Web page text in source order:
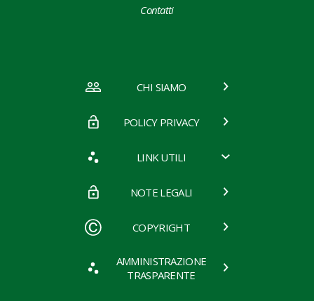
Contatti
CHI SIAMO
POLICY PRIVACY
LINK UTILI
NOTE LEGALI
COPYRIGHT
AMMINISTRAZIONE
TRASPARENTE